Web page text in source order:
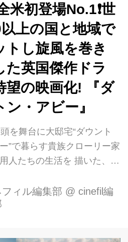
ー』が2020年1月10日
シネマズ 日比谷他全国ロ
となります。 ★全米初登場
!★(2019/9/20~22 Box Office
全世界に旋風を巻きおこし
ットテレビシリーズのスタッ
トが再集結。 歴史ある重厚
華絢爛な...
米初登場No.1❗️世
上の国と地域で
トし旋風を巻き
た英国傑作ドラ
望の映画化! 『ダ
ン・アビー』
を舞台に大邸宅“ダウント
”で暮らす貴族クローリー家
人たちの生活を 描いた、英
送開始以来、ゴールデング
エミー賞に輝き、世界200
フィル編集部 @ cinefil編